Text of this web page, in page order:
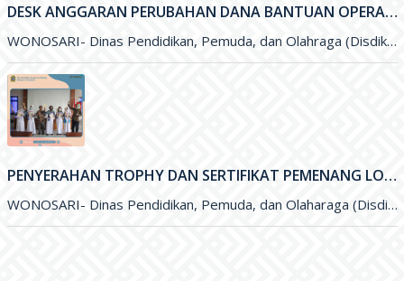
DESK ANGGARAN PERUBAHAN DANA BANTUAN OPERASIONAL SEKOLAH (BOS) 2021
WONOSARI- Dinas Pendidikan, Pemuda, dan Olahraga (Disdikpora) Kabupaten Gunungkidul menyelenggarakan kegiatan Desk Anggaran Perubahan Dana Bantuan Operasional Sekolah&nbsp; (BOS
PENYERAHAN TROPHY DAN SERTIFIKAT PEMENANG LOMBA OLIMPIADE SAINS NASIONAL (OSN) DAN FESTIVAL LOMBA SENI NASIONAL (FLSSN) JENJANG SMP TINGKAT KABUPATEN
WONOSARI- Dinas Pendidikan, Pemuda, dan Olaharaga (Disdikpora) Kabupaten Gunungkidul melalui Bidang Sekolah Menegah Pertama (SMP) melaksanakan kegiatan penyerahan Trophy dan